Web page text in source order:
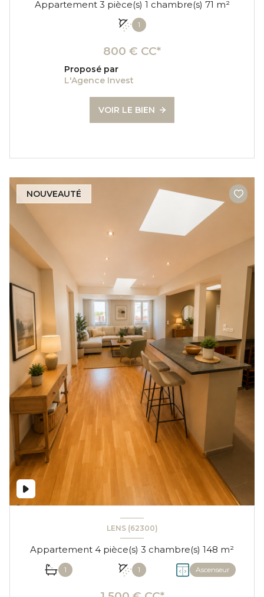
Appartement 3 pièce(s) 1 chambre(s) 71 m²
1
800 € CC*
Proposé par
L'Agence Invest
VOIR LE BIEN
NOUVEAUTÉ
LENS (62300)
Appartement 4 pièce(s) 3 chambre(s) 148 m²
1 1 Ascenseur